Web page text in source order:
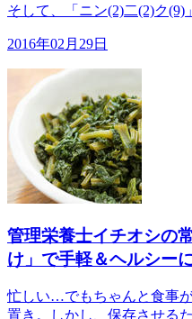
そして、「ニン(2)二(2)ク
2016年02月29日
管理栄養士イチオシの
け」で手軽＆ヘルシー
忙しい…でもちゃんと食事
置き。しかし、保存させる